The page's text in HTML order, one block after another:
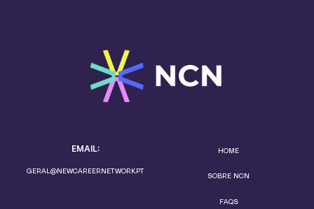
EMAIL:
GERAL@NEWCAREERNETWORK.PT
HOME
SOBRE NCN
FAQS